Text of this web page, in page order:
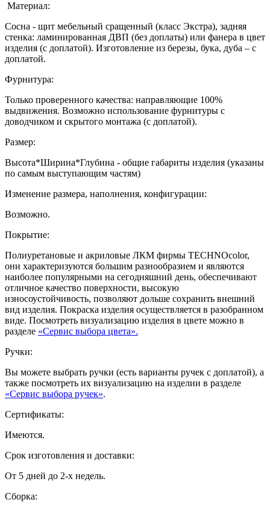
Материал:
Сосна - щит мебельный сращенный (класс Экстра), задняя
стенка: ламинированная ДВП (без доплаты) или фанера в цвет
изделия (с доплатой). Изготовление из березы, бука, дуба – с
доплатой.
Фурнитура:
Только проверенного качества: направляющие 100%
выдвижения. Возможно использование фурнитуры с
доводчиком и скрытого монтажа (с доплатой).
Размер:
Высота*Ширина*Глубина - общие габариты изделия (указаны
по самым выступающим частям)
Изменение размера, наполнения, конфигурации:
Возможно.
Покрытие:
Полиуретановые и акриловые ЛКМ фирмы TECHNOcolor,
они характеризуются большим разнообразием и являются
наиболее популярными на сегодняшний день, обеспечивают
отличное качество поверхности, высокую
износоустойчивость, позволяют дольше сохранить внешний
вид изделия. Покраска изделия осуществляется в разобранном
виде. Посмотреть визуализацию изделия в цвете можно в
разделе «Сервис выбора цвета».
Ручки:
Вы можете выбрать ручки (есть варианты ручек с доплатой), а
также посмотреть их визуализацию на изделии в разделе
«Сервис выбора ручек».
Сертификаты:
Имеются.
Срок изготовления и доставки:
От 5 дней до 2-х недель.
Сборка: